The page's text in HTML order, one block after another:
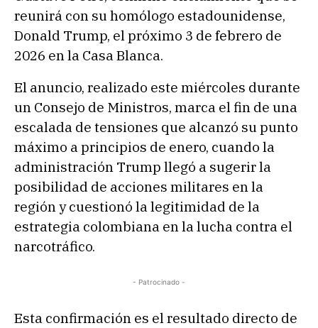
reunirá con su homólogo estadounidense,
Donald Trump, el próximo 3 de febrero de
2026 en la Casa Blanca.
El anuncio, realizado este miércoles durante
un Consejo de Ministros, marca el fin de una
escalada de tensiones que alcanzó su punto
máximo a principios de enero, cuando la
administración Trump llegó a sugerir la
posibilidad de acciones militares en la
región y cuestionó la legitimidad de la
estrategia colombiana en la lucha contra el
narcotráfico.
- Patrocinado -
Esta confirmación es el resultado directo de